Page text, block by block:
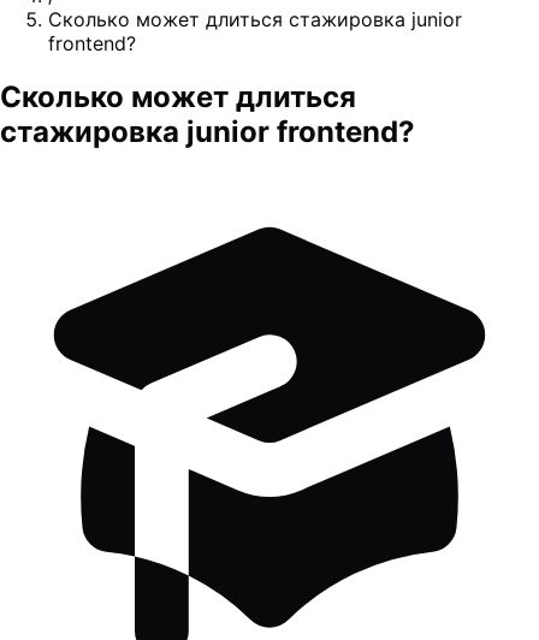
Сколько может длиться стажировка junior
frontend?
Сколько может длиться
стажировка junior frontend?